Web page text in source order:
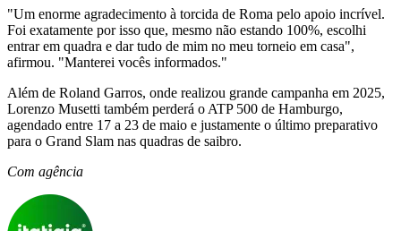
"Um enorme agradecimento à torcida de Roma pelo apoio incrível.
Foi exatamente por isso que, mesmo não estando 100%, escolhi
entrar em quadra e dar tudo de mim no meu torneio em casa",
afirmou. "Manterei vocês informados."
Além de Roland Garros, onde realizou grande campanha em 2025,
Lorenzo Musetti também perderá o ATP 500 de Hamburgo,
agendado entre 17 a 23 de maio e justamente o último preparativo
para o Grand Slam nas quadras de saibro.
Com agência